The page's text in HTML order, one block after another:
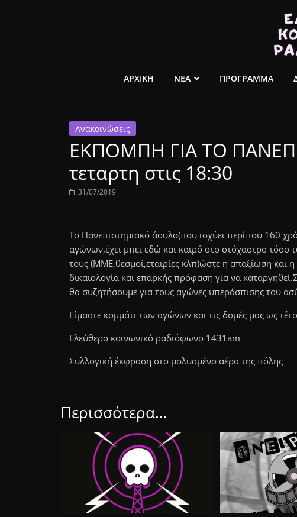
ελεύθερο
ραδιόφωνο
1431AM
ΑΡΧΙΚΗ ΝΕΑ ΠΡΟΓΡΑΜΜΑ
Ανακοινώσεις
ΕΚΠΟΜΠΗ ΓΙΑ ΤΟ
τεταρτη στις 18:30
31/07/2019
Το Πανεπιστημιακό άσυλο(που ισχύει περίπου 160
αγώνων,έχει μπει εδώ και καιρό στο στόχαστρο
τους (ΜΜΕ,θεσμοί,εταιρίες κλπ)ώστε η απαξίωση και
δικαιολογία και επαρκής πρόφαση για να
θα συζητήσουμε για τους αγώνες υπεράσπισης του
Είμαστε κομμάτι των αγώνων και τις δομές μας ως
Ελεύθερο κοινωνικό ραδιόφωνο 1431am
Συλλογική έκφραση στο μολυσμένο αέρα της πόλης
Περισσότερα...